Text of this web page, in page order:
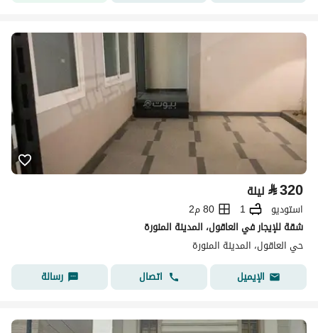
⃁320 ليلة
استوديو 1
80 م2
شقة للإيجار في العاقول، المدينة المنورة
حي العاقول، المدينة المنورة
الإيميل
اتصال رسالة